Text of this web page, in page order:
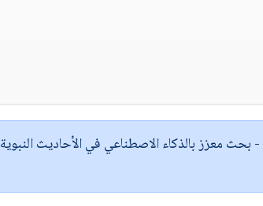
- بحث معزز بالذكاء الاصطناعي في الأحاديث النبوية